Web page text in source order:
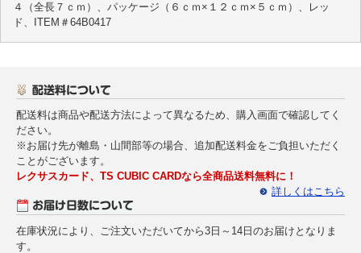
４（全長７ｃｍ）、パッケージ（６ｃｍ×１２ｃｍ×５ｃｍ）、レッ
ド、ITEM＃64B0417
配送料は商品や配送方法によって異なるため、購入画面で確認してく
ださい。
※お届け先が離島・山間部等の場合、追加配送料金をご負担いただく
ことがございます。
レクサスカード、TS CUBIC CARDなら全商品送料無料に！
詳しくはこちら
在庫状況により、ご注文いただいてから3日～14日のお届けとなりま
す。